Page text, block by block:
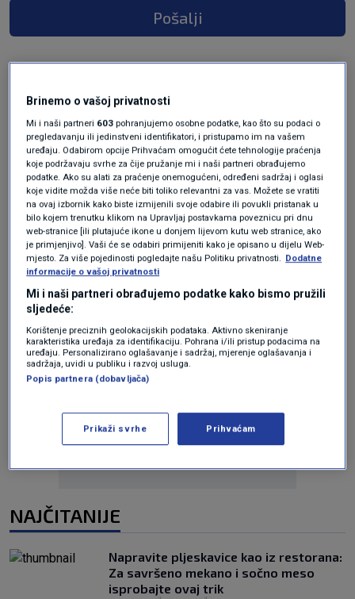
Pošalji
Oglas
NAJČITANIJE
Napravite pljeskavice kao iz restorana:
Za savršeno mekano i sočno meso
isprobajte ovaj trik
Brinemo o vašoj privatnosti
Mi i naši partneri 603 pohranjujemo osobne podatke, kao što su podaci o
pregledavanju ili jedinstveni identifikatori, i pristupamo im na vašem
uređaju. Odabirom opcije Prihvaćam omogućit ćete tehnologije praćenja
koje podržavaju svrhe za čije pružanje mi i naši partneri obrađujemo
podatke. Ako su alati za praćenje onemogućeni, određeni sadržaj i oglasi
koje vidite možda više neće biti toliko relevantni za vas. Možete se vratiti
na ovaj izbornik kako biste izmijenili svoje odabire ili povukli pristanak u
bilo kojem trenutku klikom na Upravljaj postavkama poveznicu pri dnu
web-stranice [ili plutajuće ikone u donjem lijevom kutu web stranice, ako
je primjenjivo]. Vaši će se odabiri primijeniti kako je opisano u dijelu Web-
mjesto. Za više pojedinosti pogledajte našu Politiku privatnosti. Dodatne
informacije o vašoj privatnosti
Mi i naši partneri obrađujemo podatke kako bismo pružili
sljedeće:
Korištenje preciznih geolokacijskih podataka. Aktivno skeniranje
karakteristika uređaja za identifikaciju. Pohrana i/ili pristup podacima na
uređaju. Personalizirano oglašavanje i sadržaj, mjerenje oglašavanja i
sadržaja, uvidi u publiku i razvoj usluga.
Popis partnera (dobavljača)
Prikaži svrhe Prihvaćam